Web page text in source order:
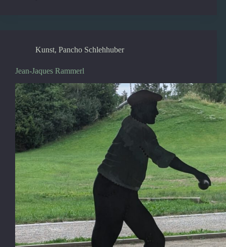
Kunst, Pancho Schlehhuber
Jean-Jaques Rammerl